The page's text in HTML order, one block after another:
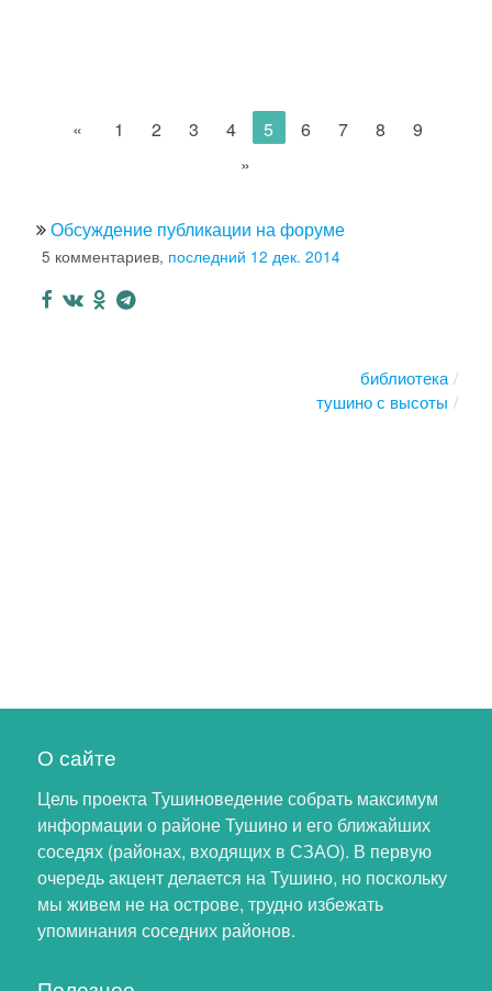
« 1 2 3 4 5 6 7 8
9
»
Обсуждение публикации на форуме
5 комментариев, последний 12 дек. 2014
библиотека
тушино с высоты
О сайте
Цель проекта Тушиноведение собрать максимум
информации о районе Тушино и его ближайших
соседях (районах, входящих в СЗАО). В первую
очередь акцент делается на Тушино, но поскольку
мы живем не на острове, трудно избежать
упоминания соседних районов.